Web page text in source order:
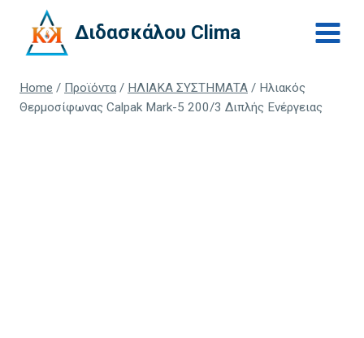
content
Διδασκάλου Clima
Home / Προϊόντα / ΗΛΙΑΚΑ ΣΥΣΤΗΜΑΤΑ / Ηλιακός
Θερμοσίφωνας Calpak Mark-5 200/3 Διπλής Ενέργειας